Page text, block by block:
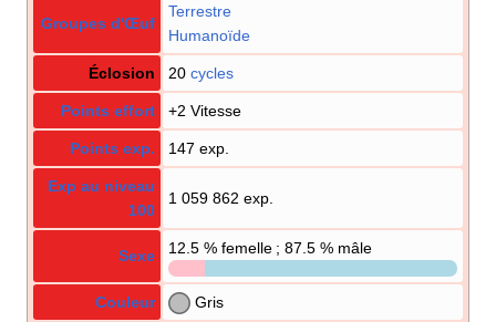
Groupes d'Œuf
Terrestre
Humanoïde
Éclosion 20 cycles
Points effort +2 Vitesse
Points exp. 147 exp.
Exp au niveau
100
1 059 862 exp.
Sexe 12.5 % femelle ; 87.5 % mâle
Couleur Gris